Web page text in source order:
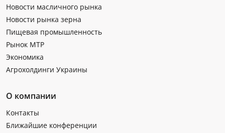
Новости масличного рынка
Новости рынка зерна
Пищевая промышленность
Рынок МТР
Экономика
Агрохолдинги Украины
О компании
Контакты
Ближайшие конференции